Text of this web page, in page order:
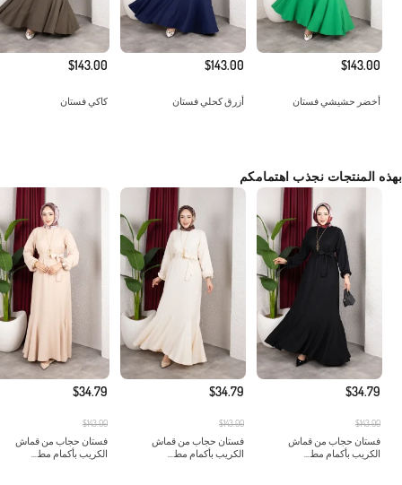
$143.00
أخضر حشيشي فستان
$143.00
أزرق كحلي فستان
$143.00
كاكي فستان
بهذه المنتجات نجذب اهتمامكم
$34.79
$143.00
فستان حجاب من قماش
الكريب بأكمام مط...
$34.79
$143.00
فستان حجاب من قماش
الكريب بأكمام مط...
$34.79
$143.00
فستان حجاب من قماش
الكريب بأكمام مط...